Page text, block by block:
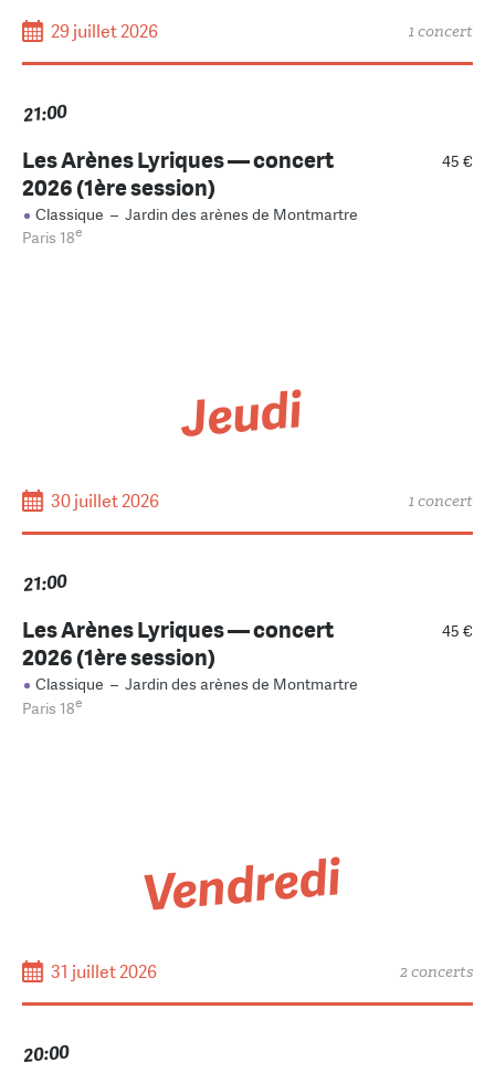
29 juillet 2026 1 concert
21:00
45 €
Les Arènes Lyriques — concert
2026 (1ère session)
Classique – Jardin des arènes de Montmartre
Paris 18e
Jeudi
30 juillet 2026 1 concert
21:00
45 €
Les Arènes Lyriques — concert
2026 (1ère session)
Classique – Jardin des arènes de Montmartre
Paris 18e
Vendredi
31 juillet 2026 2 concerts
20:00